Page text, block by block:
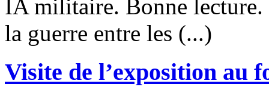
IA militaire. Bonne
la guerre entre les (...)
Visite de l’exposition au